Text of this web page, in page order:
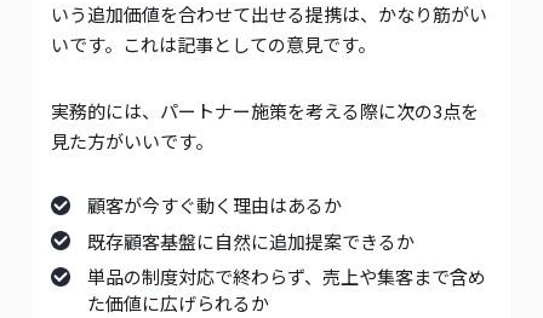
いう追加価値を合わせて出せる提携は、かなり筋がい
いです。これは記事としての意見です。
実務的には、パートナー施策を考える際に次の3点を
見た方がいいです。
顧客が今すぐ動く理由はあるか
既存顧客基盤に自然に追加提案できるか
単品の制度対応で終わらず、売上や集客まで含め
た価値に広げられるか